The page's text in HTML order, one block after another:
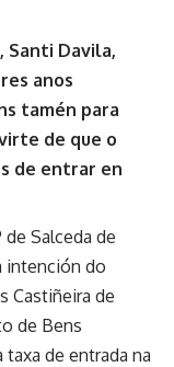
Santi Davila,
anos
tamén para
de que o
de entrar en
Salceda de
intención do
Castiñeira de
de Bens
de entrada na